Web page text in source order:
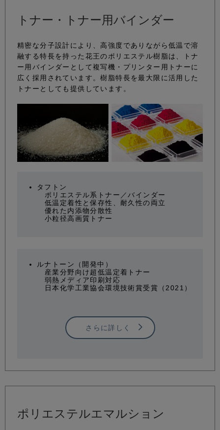
トナー・トナー用バインダー
精密な分子設計により、高強度でありながら低温で溶
融する特長を持った花王のポリエステル樹脂は、トナ
ー用バインダーとして複写機・プリンター用トナーに
広く採用されています。樹脂特長を最大限に活用した
トナーとしても提供しています。
タフトン
ポリエステル系トナー／バインダー
低温定着性と保存性、耐久性の両⽴
優れた内添物分散性
小粒径高画質トナー
ルナトーン（開発中）
産業分野向け超低温定着トナー
弱熱メディア印刷対応
日本化学工業協会環境技術賞受賞（2021）
さらに詳しく
ポリエステルエマルション